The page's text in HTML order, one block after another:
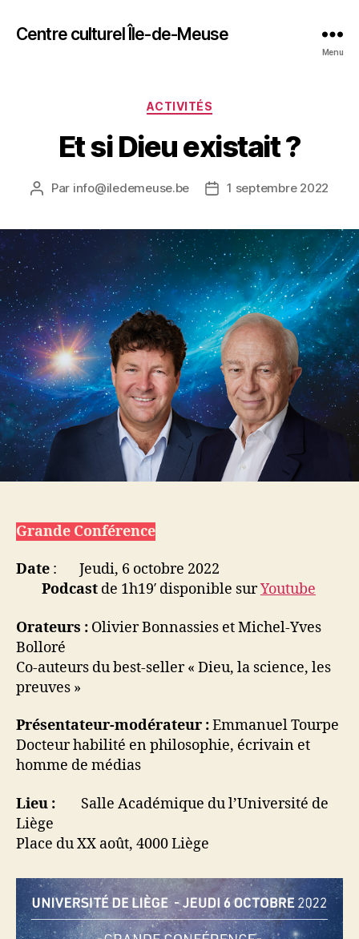
Centre culturel Île-de-Meuse
Menu
Catégories
ACTIVITÉS
Et si Dieu existait ?
Auteur
Par info@iledemeuse.be
Date1 septembre 2022
Grande Conférence
Date : Jeudi, 6 octobre 2022
Podcast de 1h19′ disponible surYoutube
Orateurs : Olivier Bonnassies et Michel-Yves
Bolloré
Co-auteurs du best-seller « Dieu, la science, les
preuves »
Présentateur-modérateur :Emmanuel Tourpe
Docteur habilité en philosophie, écrivain et
homme de médias
Lieu : Salle Académique du l’Université de
Liège
Place du XX août, 4000 Liège